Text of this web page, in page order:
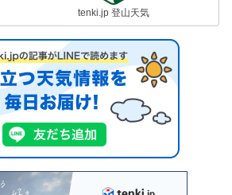
tenki.jp 登山天気